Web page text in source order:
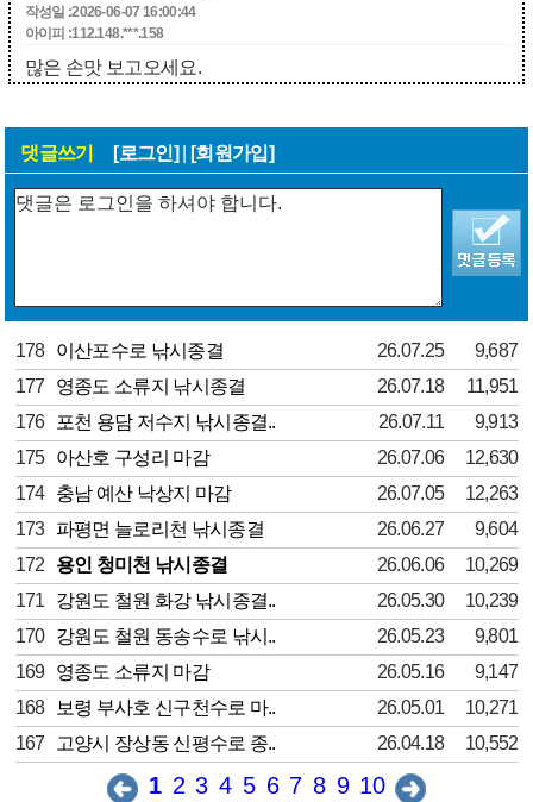
작성일 :2026-06-07 16:00:44
아이피 :112.148.***.158
많은 손맛 보고오세요.
댓글쓰기 [로그인] [회원가입]
178 이산포수로 낚시종결 26.07.25
9,687
177
영종도 소류지 낚시종결 26.07.18
11,951
176
포천 용담 저수지 낚시종결.. 26.07.11
9,913
175
아산호 구성리 마감 26.07.06
12,630
174
충남 예산 낙상지 마감 26.07.05
12,263
173
파평면 늘로리천 낚시종결 26.06.27
9,604
172
용인 청미천 낚시종결 26.06.06
10,269
171
강원도 철원 화강 낚시종결.. 26.05.30
10,239
170
강원도 철원 동송수로 낚시.. 26.05.23
9,801
169
영종도 소류지 마감 26.05.16
9,147
168
보령 부사호 신구천수로 마.. 26.05.01
10,271
167
고양시 장상동 신평수로 종.. 26.04.18 10,552
1 2 3 4 5 6 7 8 9 10